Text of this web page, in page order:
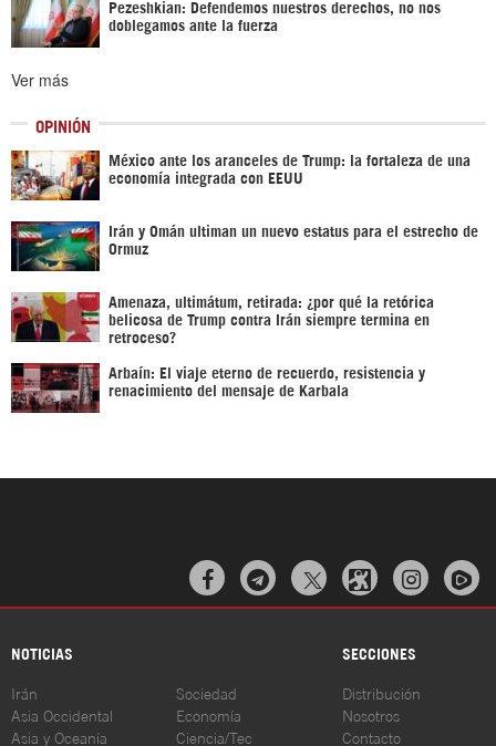
Pezeshkian: Defendemos nuestros derechos, no nos
doblegamos ante la fuerza
Ver más
OPINIÓN
México ante los aranceles de Trump: la fortaleza de una
economía integrada con EEUU
Irán y Omán ultiman un nuevo estatus para el estrecho de
Ormuz
Amenaza, ultimátum, retirada: ¿por qué la retórica
belicosa de Trump contra Irán siempre termina en
retroceso?
Arbaín: El viaje eterno de recuerdo, resistencia y
renacimiento del mensaje de Karbala
  
NOTICIAS SECCIONES
Irán
Asia Occidental
Asia y Oceanía
Sociedad
Economía
Ciencia/Tec
Distribución
Nosotros
Contacto